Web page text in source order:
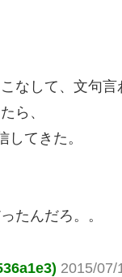
なして、文句言
ら、
てきた。
たんだろ。。
2015/07/